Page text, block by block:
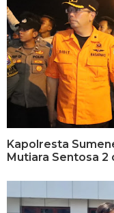
Kapolresta
Mutiara Sentosa 2